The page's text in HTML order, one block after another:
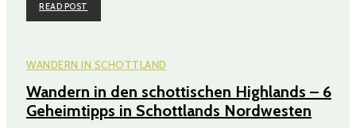
READ POST
WANDERN IN SCHOTTLAND
Wandern in den schottischen Highlands – 6
Geheimtipps in Schottlands Nordwesten